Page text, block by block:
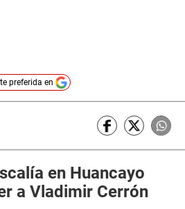
preferida en
en Huancayo
a Vladimir Cerrón